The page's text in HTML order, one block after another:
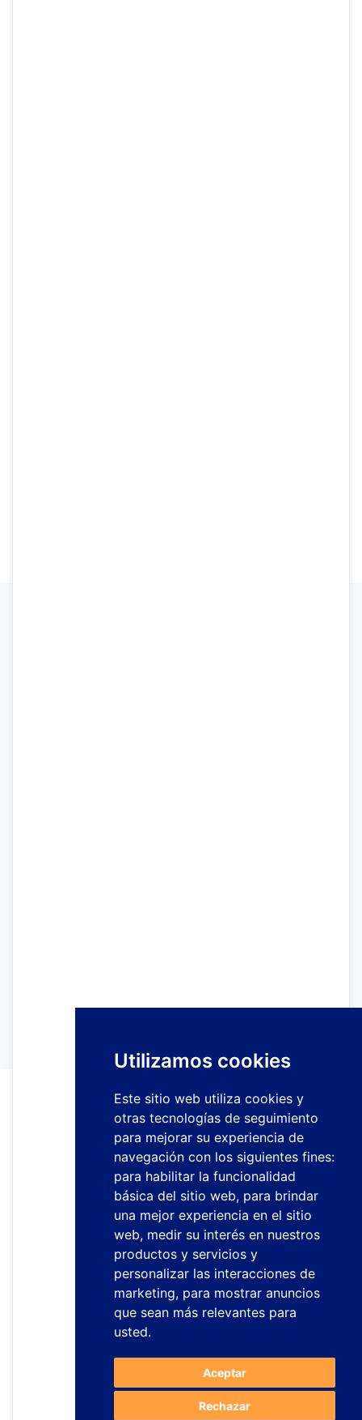
Utilizamos cookies
Este sitio web utiliza cookies y
otras tecnologías de seguimiento
para mejorar su experiencia de
navegación con los siguientes fines:
para habilitar la funcionalidad
básica del sitio web, para brindar
una mejor experiencia en el sitio
web, medir su interés en nuestros
productos y servicios y
personalizar las interacciones de
marketing, para mostrar anuncios
que sean más relevantes para
usted.
Aceptar
Rechazar